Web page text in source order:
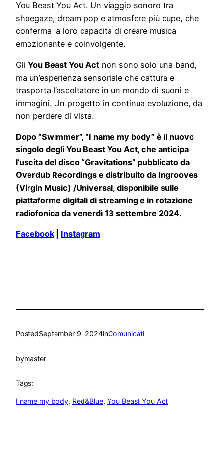
You Beast You Act. Un viaggio sonoro tra
shoegaze, dream pop e atmosfere più cupe, che
conferma la loro capacità di creare musica
emozionante e coinvolgente.
Gli You Beast You Act non sono solo una band,
ma un’esperienza sensoriale che cattura e
trasporta l’ascoltatore in un mondo di suoni e
immagini. Un progetto in continua evoluzione, da
non perdere di vista.
Dopo “Swimmer”, “I name my body” è il nuovo
singolo degli You Beast You Act, che anticipa
l’uscita del disco “Gravitations” pubblicato da
Overdub Recordings e distribuito da Ingrooves
(Virgin Music) /Universal, disponibile sulle
piattaforme digitali di streaming e in rotazione
radiofonica da venerdì 13 settembre 2024.
Facebook| Instagram
PostedSeptember 9, 2024inComunicati
bymaster
Tags:
I name my body, Red&Blue, You Beast You Act